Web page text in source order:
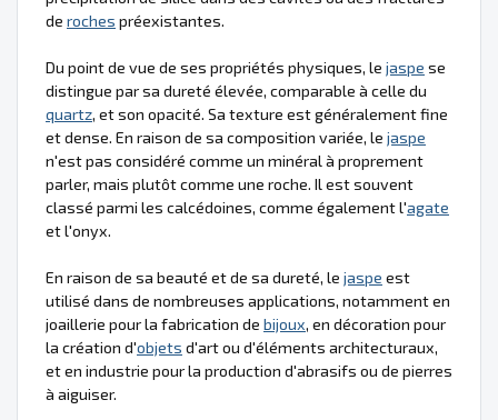
de roches préexistantes.
Du point de vue de ses propriétés physiques, le jaspe se
distingue par sa dureté élevée, comparable à celle du
quartz, et son opacité. Sa texture est généralement fine
et dense. En raison de sa composition variée, le jaspe
n'est pas considéré comme un minéral à proprement
parler, mais plutôt comme une roche. Il est souvent
classé parmi les calcédoines, comme également l'agate
et l'onyx.
En raison de sa beauté et de sa dureté, le jaspe est
utilisé dans de nombreuses applications, notamment en
joaillerie pour la fabrication de bijoux, en décoration pour
la création d'objets d'art ou d'éléments architecturaux,
et en industrie pour la production d'abrasifs ou de pierres
à aiguiser.